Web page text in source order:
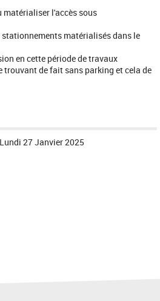
l'accès sous
stationnements matérialisés dans le
en cette période de travaux
trouvant de fait sans parking et cela de
Lundi 27 Janvier 2025